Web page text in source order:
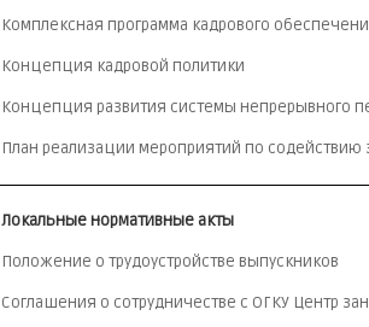
Комплексная программа кадрового
Концепция кадровой политики
Концепция развития системы непрерывного
План реализации мероприятий по содействию
Локальные нормативные акты
Положение о трудоустройстве выпускников
Соглашения о сотрудничестве с ОГКУ Центр